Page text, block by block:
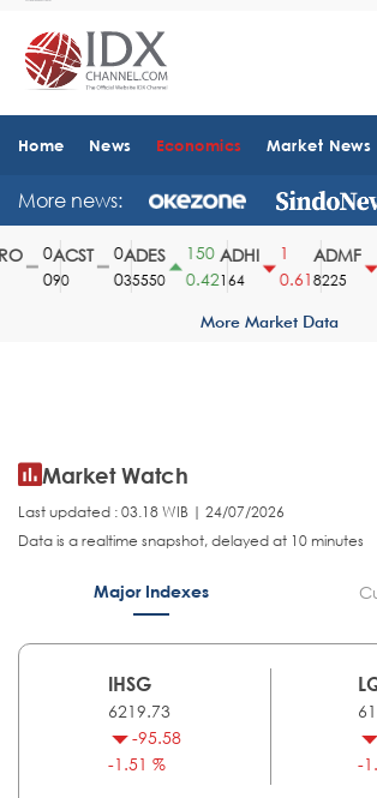
Home News Economics Market News
More news:
ACST
90
ADES
35550
150
0.42
ADHI
164
0.61
ADMF
8225
More Market Data
Market Watch
Last updated : 03.18 WIB | 24/07/2026
Data is a realtime snapshot, delayed at 10 minutes
Major Indexes
IHSG
6219.73
-95.58
-1.51 %
-